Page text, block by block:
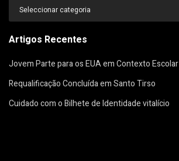
Categorias
Artigos Recentes
Jovem Parte para os EUA em Contexto Escolar
Requalificação Concluída em Santo Tirso
Cuidado com o Bilhete de Identidade vitalício